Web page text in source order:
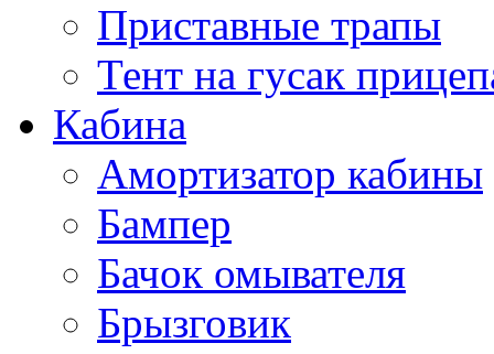
Приставные трапы
Тент на гусак
Кабина
Амортизатор кабины
Бампер
Бачок омывателя
Брызговик